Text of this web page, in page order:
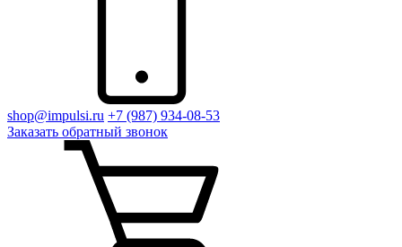
shop@impulsi.ru +7 (987) 934-08-53
Заказать обратный звонок